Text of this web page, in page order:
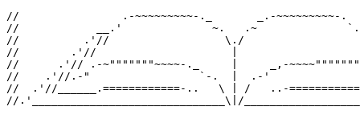
//                .-~~~~~~~~~-._       _.-~~~~~~~~~-.
//            __.'              ~.   .~
//          .'//                  \./
//        .'//                     |
//      .'// .-~"""""""~~~~-._     |     _,-
//    .'//.-"                 `-.  |  .-'
//  .'//______.============-..   \ | /   ..-
//.'______________________________\|/